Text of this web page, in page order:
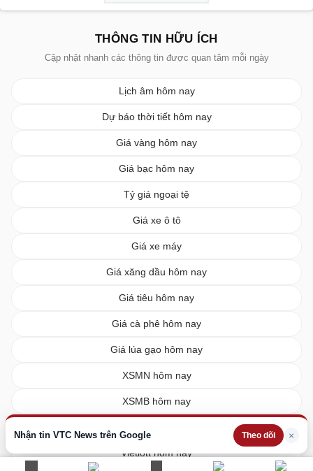
Nhận tin VTC News trên Google Theo dõi ×
THÔNG TIN HỮU ÍCH
Cập nhật nhanh các thông tin được quan tâm mỗi ngày
Lịch âm hôm nay
Dự báo thời tiết hôm nay
Giá vàng hôm nay
Giá bạc hôm nay
Tỷ giá ngoại tệ
Giá xe ô tô
Giá xe máy
Giá xăng dầu hôm nay
Giá tiêu hôm nay
Giá cà phê hôm nay
Giá lúa gạo hôm nay
XSMN hôm nay
XSMB hôm nay
Vietlott hôm nay